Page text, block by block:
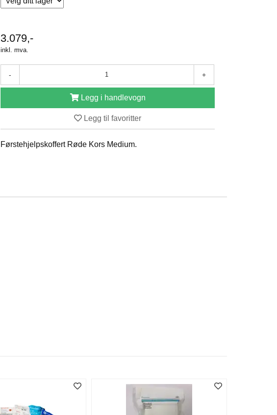
3.079,-
inkl. mva.
- +
Legg i handlevogn
Legg til favoritter
Førstehjelpskoffert Røde Kors Medium.